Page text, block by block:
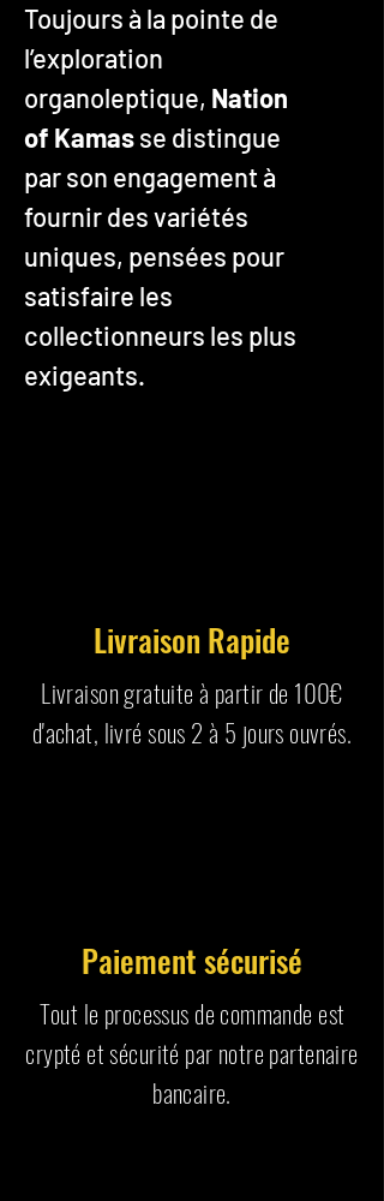
Toujours à la pointe de
l’exploration
organoleptique, Nation
of Kamasse distingue
par son engagement à
fournir des variétés
uniques, pensées pour
satisfaire les
collectionneurs les plus
exigeants.
Livraison Rapide
Livraison gratuite à partir de 100€
d'achat, livré sous 2 à 5 jours ouvrés.
Paiement sécurisé
Tout le processus de commande est
crypté et sécurité par notre partenaire
bancaire.